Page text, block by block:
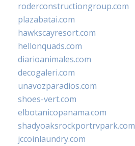
roderconstructiongroup.com
plazabatai.com
hawkscayresort.com
hellonquads.com
diarioanimales.com
decogaleri.com
unavozparadios.com
shoes-vert.com
elbotanicopanama.com
shadyoaksrockportrvpark.com
jccoinlaundry.com